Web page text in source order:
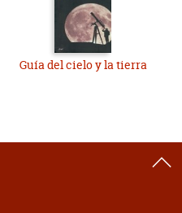
Guía del cielo y la tierra